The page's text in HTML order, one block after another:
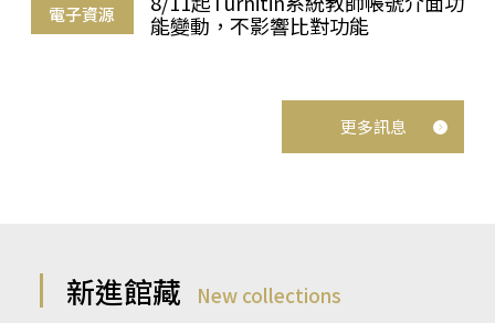
電子資源
能變動，不影響比對功能
更多訊息
新進館藏 New collections